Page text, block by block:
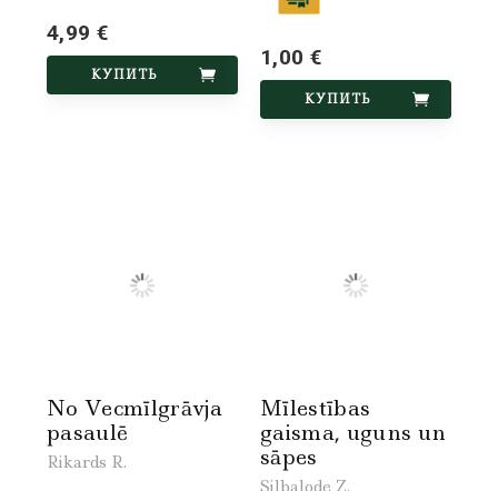
4,99 €
КУПИТЬ
1,00 €
КУПИТЬ
No Vecmīlgrāvja
pasaulē
Rikards R.
Mīlestības
gaisma, uguns un
sāpes
Silbalode Z.